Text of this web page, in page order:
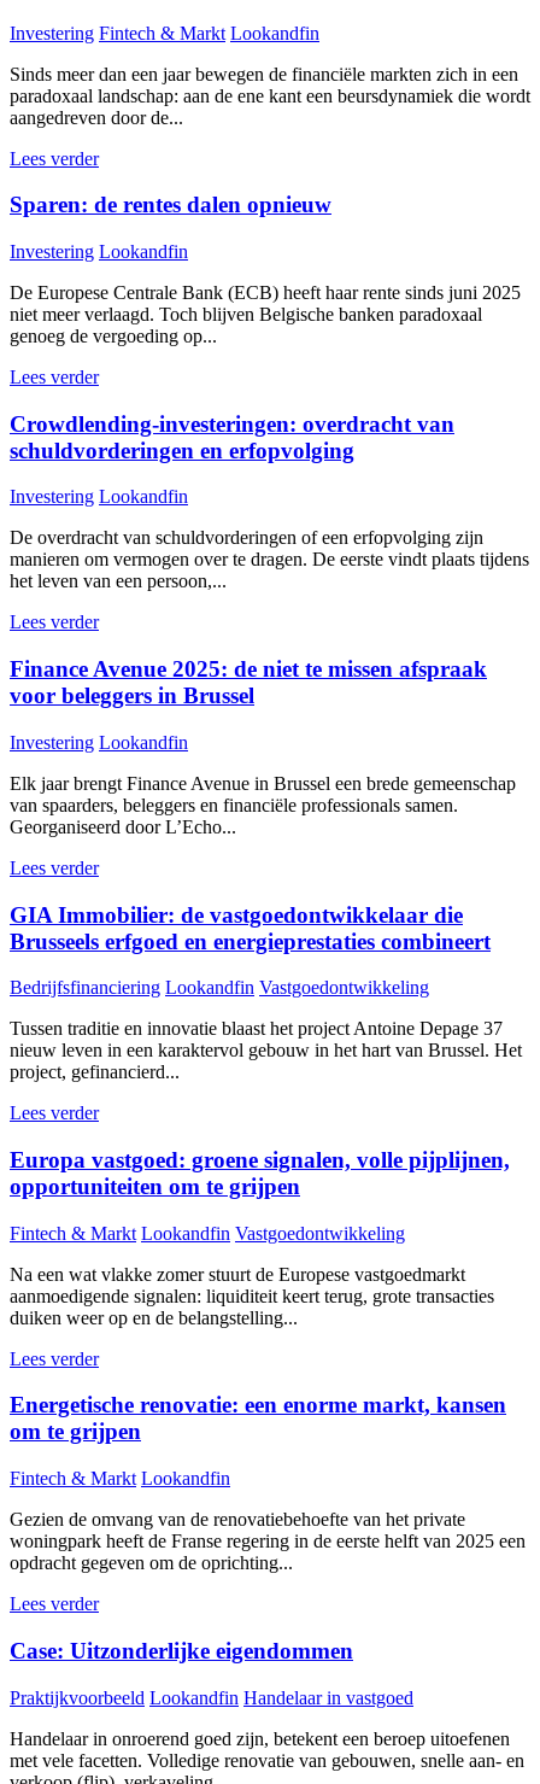
Investering Fintech & Markt Lookandfin
Sinds meer dan een jaar bewegen de financiële markten zich in een
paradoxaal landschap: aan de ene kant een beursdynamiek die wordt
aangedreven door de...
Lees verder
Sparen: de rentes dalen opnieuw
Investering Lookandfin
De Europese Centrale Bank (ECB) heeft haar rente sinds juni 2025
niet meer verlaagd. Toch blijven Belgische banken paradoxaal
genoeg de vergoeding op...
Lees verder
Crowdlending-investeringen: overdracht van
schuldvorderingen en erfopvolging
Investering Lookandfin
De overdracht van schuldvorderingen of een erfopvolging zijn
manieren om vermogen over te dragen. De eerste vindt plaats tijdens
het leven van een persoon,...
Lees verder
Finance Avenue 2025: de niet te missen afspraak
voor beleggers in Brussel
Investering Lookandfin
Elk jaar brengt Finance Avenue in Brussel een brede gemeenschap
van spaarders, beleggers en financiële professionals samen.
Georganiseerd door L’Echo...
Lees verder
GIA Immobilier: de vastgoedontwikkelaar die
Brusseels erfgoed en energieprestaties combineert
Bedrijfsfinanciering Lookandfin Vastgoedontwikkeling
Tussen traditie en innovatie blaast het project Antoine Depage 37
nieuw leven in een karaktervol gebouw in het hart van Brussel. Het
project, gefinancierd...
Lees verder
Europa vastgoed: groene signalen, volle pijplijnen,
opportuniteiten om te grijpen
Fintech & Markt Lookandfin Vastgoedontwikkeling
Na een wat vlakke zomer stuurt de Europese vastgoedmarkt
aanmoedigende signalen: liquiditeit keert terug, grote transacties
duiken weer op en de belangstelling...
Lees verder
Energetische renovatie: een enorme markt, kansen
om te grijpen
Fintech & Markt Lookandfin
Gezien de omvang van de renovatiebehoefte van het private
woningpark heeft de Franse regering in de eerste helft van 2025 een
opdracht gegeven om de oprichting...
Lees verder
Case: Uitzonderlijke eigendommen
Praktijkvoorbeeld Lookandfin Handelaar in vastgoed
Handelaar in onroerend goed zijn, betekent een beroep uitoefenen
met vele facetten. Volledige renovatie van gebouwen, snelle aan- en